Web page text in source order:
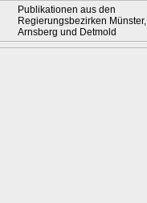
Publikationen aus den
Regierungsbezirken Münster,
Arnsberg und Detmold